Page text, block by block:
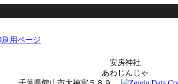
安房神社
あわじんじゃ